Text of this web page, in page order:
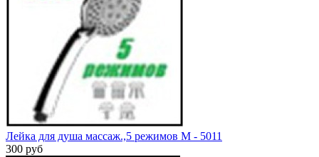
Лейка для душа массаж.,5 pежимов М - 5011
300 руб